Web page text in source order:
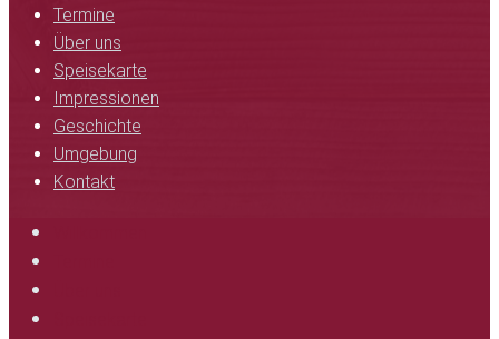
Termine
Über uns
Speisekarte
Impressionen
Geschichte
Umgebung
Kontakt